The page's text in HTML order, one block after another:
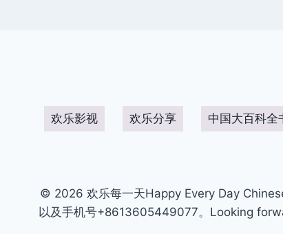
欢乐影视 欢乐分享 中国大百科全
© 2026 欢乐每一天Happy Every Day
以及手机号+8613605449077。Looking